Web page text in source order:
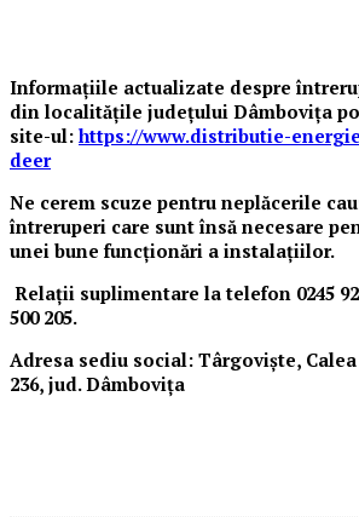
Informațiile actualizate despre
din localitățile județului Dâmbovița
site-ul: https://www.distributie-
deer
Ne cerem scuze pentru neplăcerile
întreruperi care sunt însă necesare
unei bune funcționări a instalațiilor.
Relații suplimentare la telefon 0245
500 205.
Adresa sediu social: Târgovişte,
236, jud. Dâmbovița